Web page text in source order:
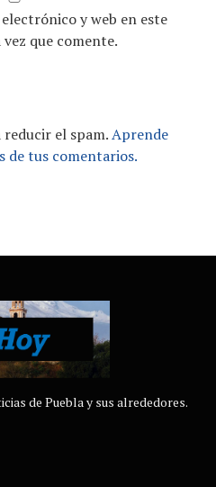
y web en este
que comente.
el spam.Aprende
de tus comentarios.
de Puebla y sus alrededores.